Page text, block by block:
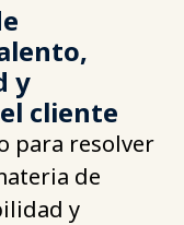
y
cliente
para resolver
de
y